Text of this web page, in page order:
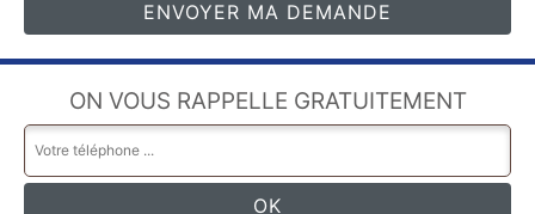
ON VOUS RAPPELLE GRATUITEMENT